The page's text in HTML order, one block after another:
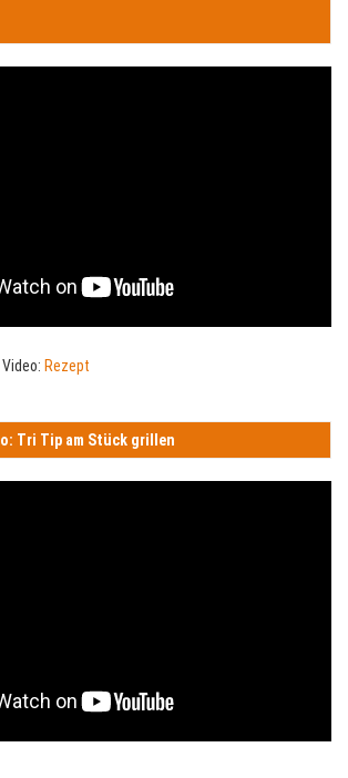
Rezept
Tri Tip am Stück grillen